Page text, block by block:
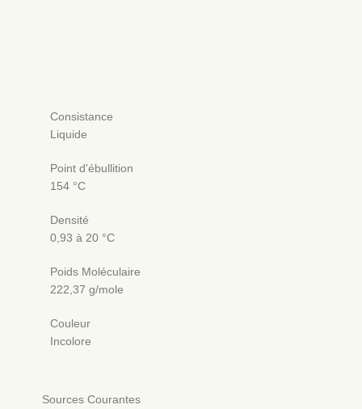
Consistance
Liquide
Point d'ébullition
154 °C
Densité
0,93 à 20 °C
Poids Moléculaire
222,37 g/mole
Couleur
Incolore
Sources Courantes